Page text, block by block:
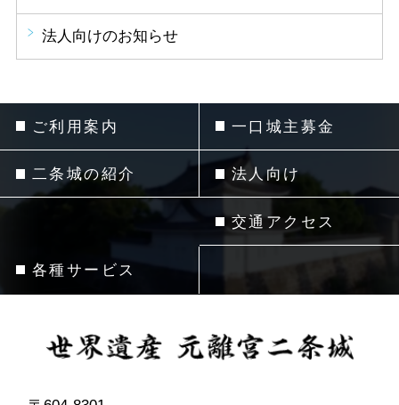
法人向けのお知らせ
ご利用案内
二条城の紹介
各種サービス
一口城主募金
法人向け
交通アクセス